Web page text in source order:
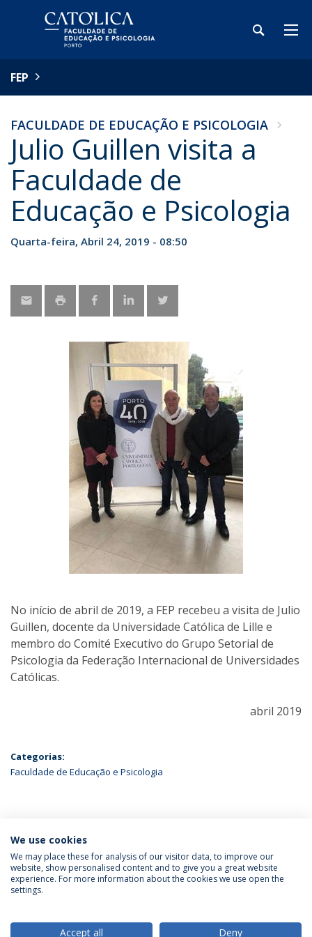
FEP
FACULDADE DE EDUCAÇÃO E PSICOLOGIA
Julio Guillen visita a
Faculdade de
Educação e Psicologia
Quarta-feira, Abril 24, 2019 - 08:50
No início de abril de 2019, a FEP recebeu a visita de Julio
Guillen, docente da Universidade Católica de Lille e
membro do Comité Executivo do Grupo Setorial de
Psicologia da Federação Internacional de Universidades
Católicas.
abril 2019
Categorias:
Faculdade de Educação e Psicologia
ÚLTIMAS NOTÍCIAS
Política de Privacidade
Termos & Condições
We use cookies
We may place these for analysis of our visitor data, to improve our
website, show personalised content and to give you a great website
experience. For more information about the cookies we use open the
settings.
Accept all Deny